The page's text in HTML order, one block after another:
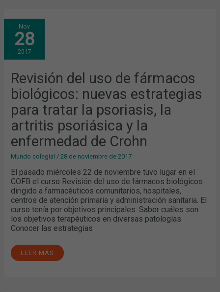
Nov
28
2017
Revisión del uso de fármacos
biológicos: nuevas estrategias
para tratar la psoriasis, la
artritis psoriásica y la
enfermedad de Crohn
Mundo colegial /28 de noviembre de 2017
El pasado miércoles 22 de noviembre tuvo lugar en el
COFB el curso Revisión del uso de fármacos biológicos
dirigido a farmacéuticos comunitarios, hospitales,
centros de atención primaria y administración sanitaria. El
curso tenía por objetivos principales: Saber cuáles son
los objetivos terapéuticos en diversas patologías.
Conocer las estrategias
REVISIÓN
DEL
USO
DE
FÁRMACOS
BIOLÓGICOS:
NUEVAS
PARA
TRATAR
LA
PSORIASIS,
LA
ARTRITIS
PSORIÁSICA
Y
LA
ENFERMEDAD
DE
CROHN
LEER MÁS